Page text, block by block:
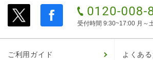
受付時間 9:30~17:00 月～
ご利用ガイド よくあ